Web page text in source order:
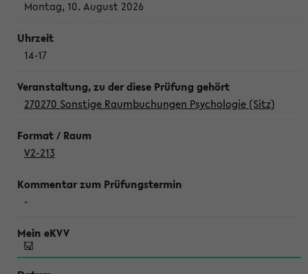
Montag, 10. August 2026
14-17
270270 Sonstige Raumbuchungen Psychologie (Sitz)
V2-213
-